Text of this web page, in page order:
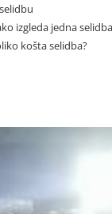
izgleda jedna
košta selidba?